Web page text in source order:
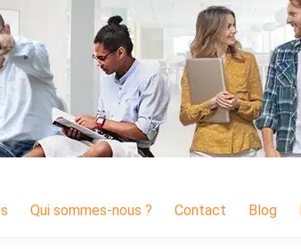
Qui sommes-nous ? Contact Blog